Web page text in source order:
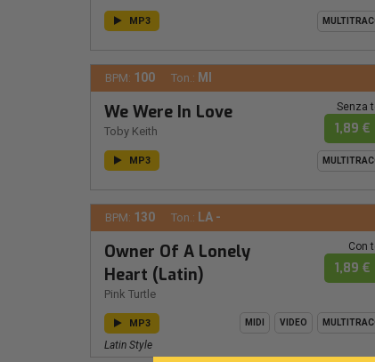
MP3
BPM: 100 Ton.: MI
We Were In Love
Toby Keith
Senza
1,89 €
MP3
BPM: 130 Ton.: LA -
Owner Of A Lonely
Heart (Latin)
Pink Turtle
Con
1,89 €
MP3 MIDI VIDEO
Latin Style